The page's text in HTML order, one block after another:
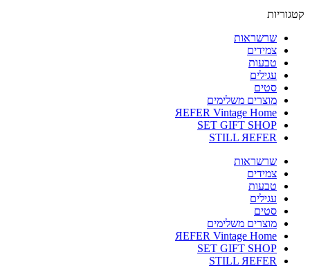
קטגוריות
שרשראות
צמידים
טבעות
עגילים
סטים
מוצרים משלימים
ЯEFER Vintage Home
SET GIFT SHOP
STILL ЯEFER
שרשראות
צמידים
טבעות
עגילים
סטים
מוצרים משלימים
ЯEFER Vintage Home
SET GIFT SHOP
STILL ЯEFER